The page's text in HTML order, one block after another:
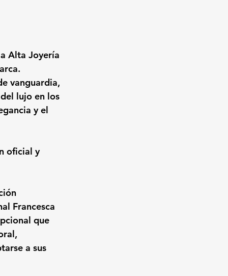
Alta Joyería
vanguardia,
lujo en los
y el
oficial y
Francesca
que
a sus